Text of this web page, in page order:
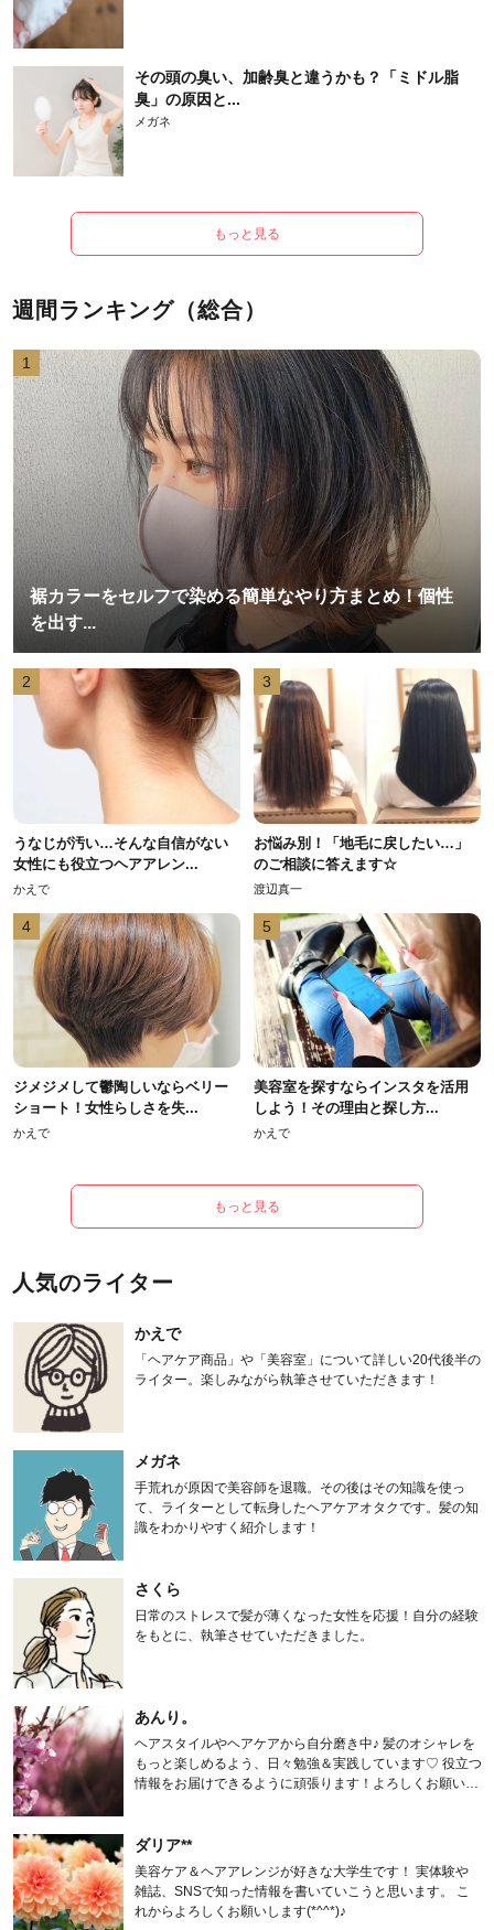
その頭の臭い、加齢臭と違うかも？「ミドル脂
臭」の原因と...
メガネ
もっと見る
週間ランキング（総合）
1
裾カラーをセルフで染める簡単なやり方まとめ！個性
を出す...
2
うなじが汚い…そんな自信がない
女性にも役立つヘアアレン...
かえで
3
お悩み別！「地毛に戻したい…」
のご相談に答えます☆
渡辺真一
4
ジメジメして鬱陶しいならベリー
ショート！女性らしさを失...
かえで
5
美容室を探すならインスタを活用
しよう！その理由と探し方...
かえで
もっと見る
人気のライター
かえで
「ヘアケア商品」や「美容室」について詳しい20代後半の
ライター。楽しみながら執筆させていただきます！
メガネ
手荒れが原因で美容師を退職。その後はその知識を使っ
て、ライターとして転身したヘアケアオタクです。髪の知
識をわかりやすく紹介します！
さくら
日常のストレスで髪が薄くなった女性を応援！自分の経験
をもとに、執筆させていただきました。
あんり。
ヘアスタイルやヘアケアから自分磨き中♪ 髪のオシャレを
もっと楽しめるよう、日々勉強＆実践しています♡ 役立つ
情報をお届けできるように頑張ります！よろしくお願いし
ダリア**
美容ケア＆ヘアアレンジが好きな大学生です！ 実体験や
雑誌、SNSで知った情報を書いていこうと思います。 こ
れからよろしくお願いします(*^^*)♪